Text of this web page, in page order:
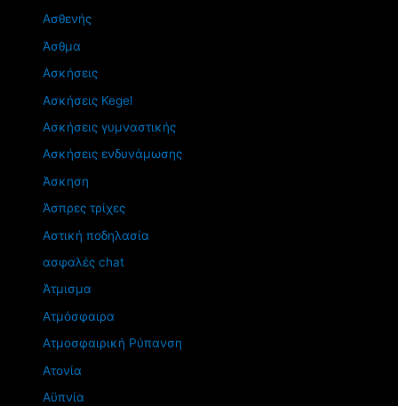
Ασθενής
Άσθμα
Ασκήσεις
Ασκήσεις Kegel
Ασκήσεις γυμναστικής
Ασκήσεις ενδυνάμωσης
Άσκηση
Άσπρες τρίχες
Αστική ποδηλασία
ασφαλές chat
Άτμισμα
Ατμόσφαιρα
Ατμοσφαιρική Ρύπανση
Ατονία
Αϋπνία